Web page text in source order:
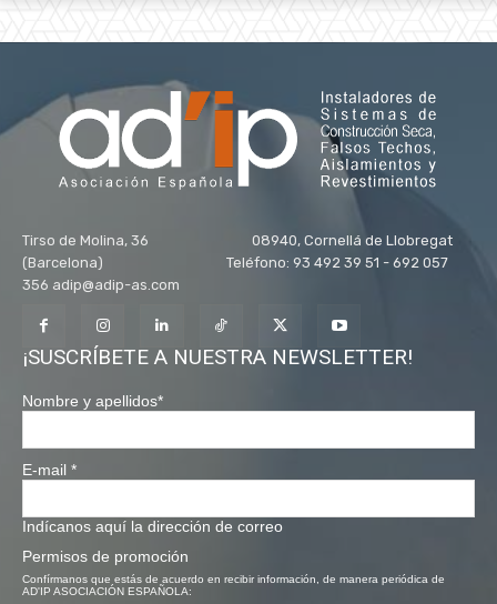
Tirso de Molina, 36 08940, Cornellá de Llobregat
(Barcelona) Teléfono: 93 492 39 51 - 692 057
356 adip@adip-as.com
¡SUSCRÍBETE A NUESTRA NEWSLETTER!
Nombre y apellidos*
E-mail *
Indícanos aquí la dirección de correo
Permisos de promoción
Confírmanos que estás de acuerdo en recibir información, de manera periódica de
AD'IP ASOCIACIÓN ESPAÑOLA: